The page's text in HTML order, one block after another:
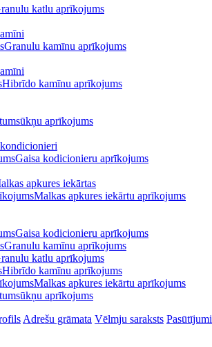
katlu aprīkojums
Granulu kamīnu aprīkojums
Hibrīdo kamīnu aprīkojums
aprīkojums
Gaisa kodicionieru aprīkojums
apkures iekārtas
Malkas apkures iekārtu aprīkojums
Gaisa kodicionieru aprīkojums
Granulu kamīnu aprīkojums
katlu aprīkojums
Hibrīdo kamīnu aprīkojums
Malkas apkures iekārtu aprīkojums
aprīkojums
Adrešu grāmata Vēlmju saraksts Pasūtījumi